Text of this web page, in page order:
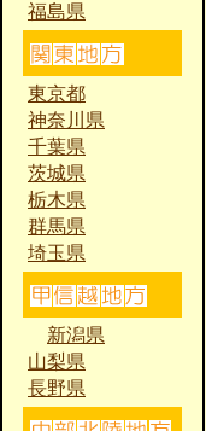
福島県
東京都
神奈川県
千葉県
茨城県
栃木県
群馬県
埼玉県
新潟県
山梨県
長野県